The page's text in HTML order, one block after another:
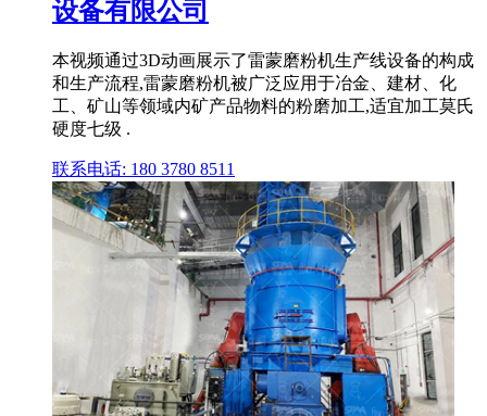
设备有限公司
本视频通过3D动画展示了雷蒙磨粉机生产线设备的构成
和生产流程,雷蒙磨粉机被广泛应用于冶金、建材、化
工、矿山等领域内矿产品物料的粉磨加工,适宜加工莫氏
硬度七级 .
联系电话: 180 3780 8511